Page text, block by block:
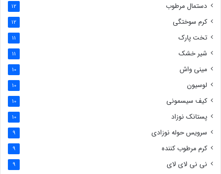
دستمال مرطوب 12
کرم سوختگی 12
تخت پارک 11
شیر خشک 11
مینی واش 10
لوسیون 10
کیف سیسمونی 10
پستانک نوزاد 10
سرویس حوله نوزادی 9
کرم مرطوب کننده 9
نی نی لای لای 9